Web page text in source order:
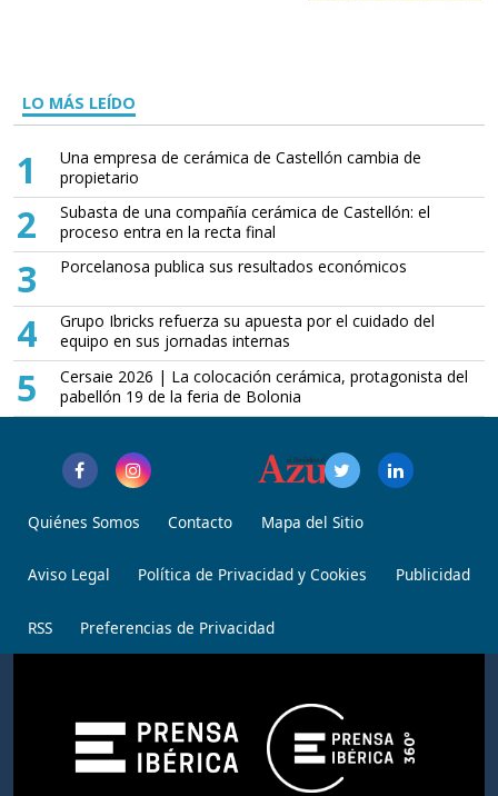
LO MÁS LEÍDO
1
Una empresa de cerámica de Castellón cambia de
propietario
2
Subasta de una compañía cerámica de Castellón: el
proceso entra en la recta final
3 Porcelanosa publica sus resultados económicos
4
Grupo Ibricks refuerza su apuesta por el cuidado del
equipo en sus jornadas internas
5
Cersaie 2026 | La colocación cerámica, protagonista del
pabellón 19 de la feria de Bolonia
Quiénes Somos Contacto Mapa del Sitio
Aviso Legal Política de Privacidad y Cookies Publicidad
RSS Preferencias de Privacidad